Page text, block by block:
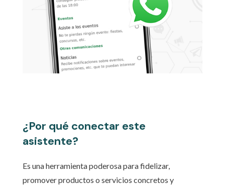
¿Por qué conectar este
asistente?
Es una herramienta poderosa para fidelizar,
promover productos o servicios concretos y